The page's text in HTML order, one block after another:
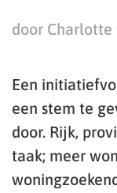
door Charlotte
Een
een stem te
door. Rijk,
taak; meer